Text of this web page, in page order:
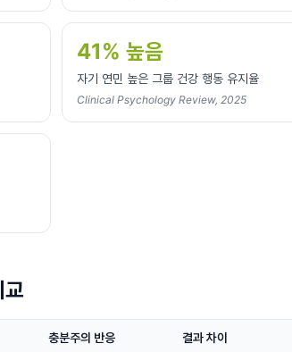
41% 높음
자기 연민 높은 그룹 건강 행동 유지율
Clinical Psychology Review, 2025
충분주의 반응 결과 차이